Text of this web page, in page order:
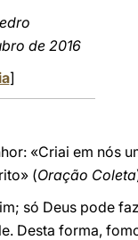
de 2016
]
«Criai em nós
(Oração Coleta
só Deus pode
Desta forma,